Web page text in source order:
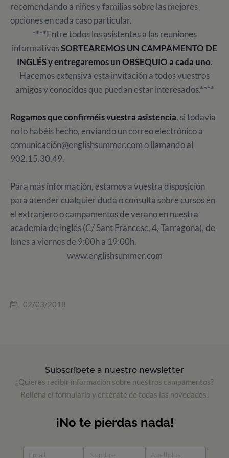
recomendando a niños y familias sobre las mejores
opciones en cada caso particular.
****Entre todos los asistentes a las reuniones
informativasSORTEAREMOS UN CAMPAMENTO DE
INGLÉS y entregaremos un OBSEQUIO a cada uno.
Hacemos extensiva esta invitación a todos vuestros
amigos y conocidos que puedan estar interesados.****
Rogamos queconfirméis vuestra asistencia, si todavía
no lo habéis hecho, enviando un correo electrónico a
comunicación@englishsummer.com o llamando al
902.15.30.49.
Para más información, estamos a vuestra disposición
para atender cualquier duda o consulta sobre cursos en
el extranjero o campamentos de verano en nuestra
academia de inglés (C/ Sant Francesc, 4, Tarragona), de
lunes a viernes de 9:00h a 19:00h.
www.englishsummer.com
02/03/2018
Subscríbete a nuestro newsletter
¿Quieres recibir información sobre nuestros campamentos?
Rellena el formulario y entérate de todas las novedades!